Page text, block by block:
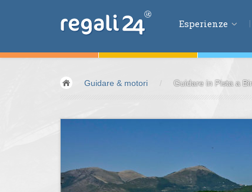
Esperienze
Volare &
Mangiare &
Benessere &
Guidare & motori / Guidare in Pista a